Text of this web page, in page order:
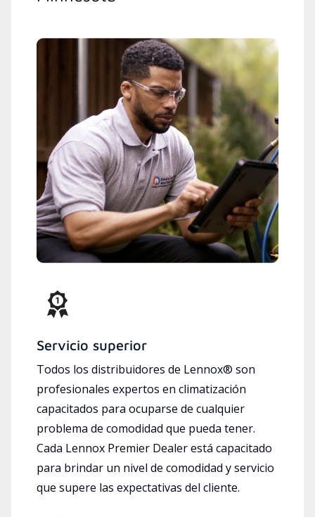
Servicio superior
Todos los distribuidores de Lennox® son
profesionales expertos en climatización
capacitados para ocuparse de cualquier
problema de comodidad que pueda tener.
Cada Lennox Premier Dealer está capacitado
para brindar un nivel de comodidad y servicio
que supere las expectativas del cliente.